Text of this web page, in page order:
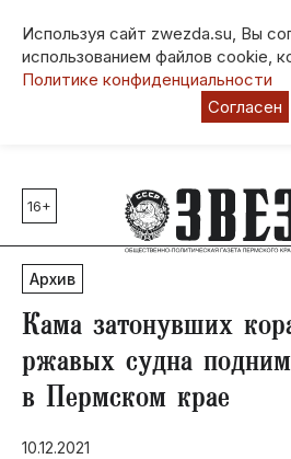
Используя сайт zwezda.su, Вы
использованием файлов cookie,
Политике конфиденциальности
Согласен
Главные темы
80 лет Победы
Молодежная столица РФ
СВО
Социальная поддержка
Инфраструктура
Благоустройство
16+
Архив
Кама затонувших
ржавых судна
в Пермском крае
10.12.2021